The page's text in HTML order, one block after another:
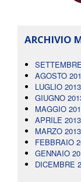
ARCHIVIO
AGOSTO
LUGLIO 2013
GIUGNO
MAGGIO
APRILE 2013
MARZO 2013
FEBBRAIO
GENNAIO
DICEMBRE